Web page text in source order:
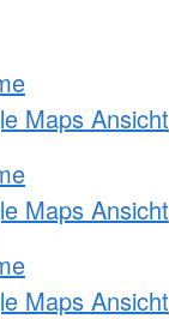
Maps Ansicht
Maps Ansicht
Maps Ansicht